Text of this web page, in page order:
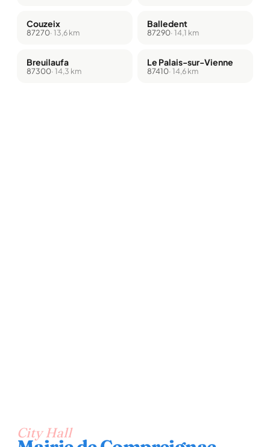
Couzeix
87270· 13,6 km
Balledent
87290· 14,1 km
Breuilaufa
87300· 14,3 km
Le Palais-sur-Vienne
87410· 14,6 km
City Hall